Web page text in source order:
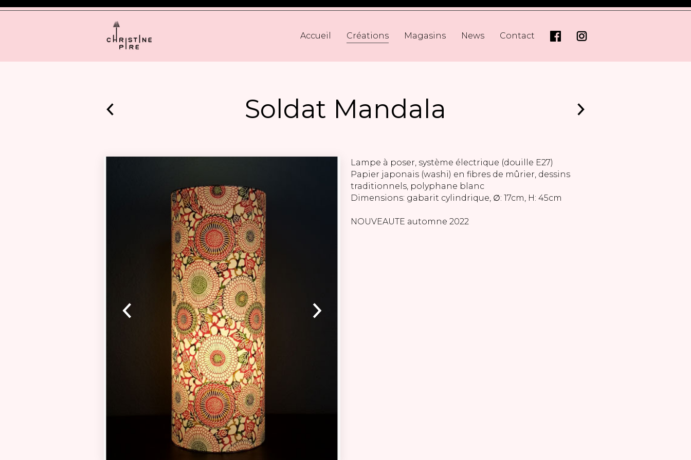
Accueil Créations Magasins News Contact
Soldat Mandala
Lampe à poser, système électrique (douille E27)
Papier japonais (washi) en fibres de mûrier, dessins
traditionnels, polyphane blanc
Dimensions: gabarit cylindrique, ∅: 17cm, H: 45cm
NOUVEAUTE automne 2022